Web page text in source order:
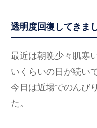
透明度回復してきま
最近は朝晩少々肌寒
いくらいの日が続い
今日は近場でのんび
た。